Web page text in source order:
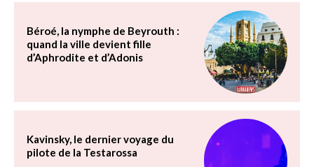
Béroé, la nymphe de Beyrouth :
quand la ville devient fille
d’Aphrodite et d’Adonis
Kavinsky, le dernier voyage du
pilote de la Testarossa